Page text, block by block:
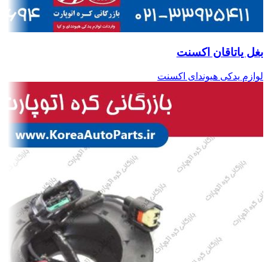
بغل یاتاقان اکسنت
لوازم یدکی هیوندای اکسنت